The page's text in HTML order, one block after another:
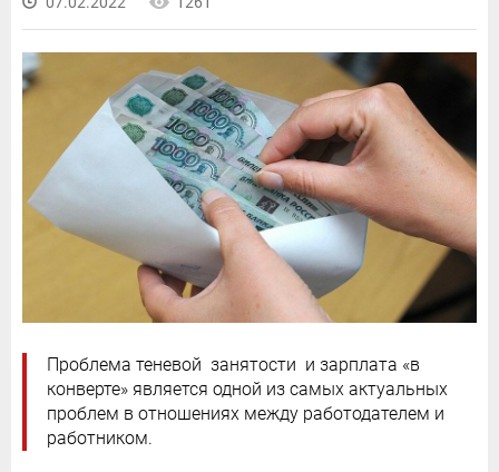
Проблема теневой занятости и зарплата «в
конверте» является одной из самых актуальных
проблем в отношениях между работодателем и
работником.